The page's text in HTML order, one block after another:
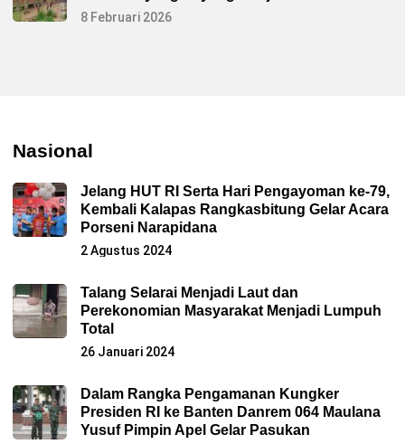
8 Februari 2026
Nasional
Jelang HUT RI Serta Hari Pengayoman ke-79,
Kembali Kalapas Rangkasbitung Gelar Acara
Porseni Narapidana
2 Agustus 2024
Talang Selarai Menjadi Laut dan
Perekonomian Masyarakat Menjadi Lumpuh
Total
26 Januari 2024
Dalam Rangka Pengamanan Kungker
Presiden RI ke Banten Danrem 064 Maulana
Yusuf Pimpin Apel Gelar Pasukan